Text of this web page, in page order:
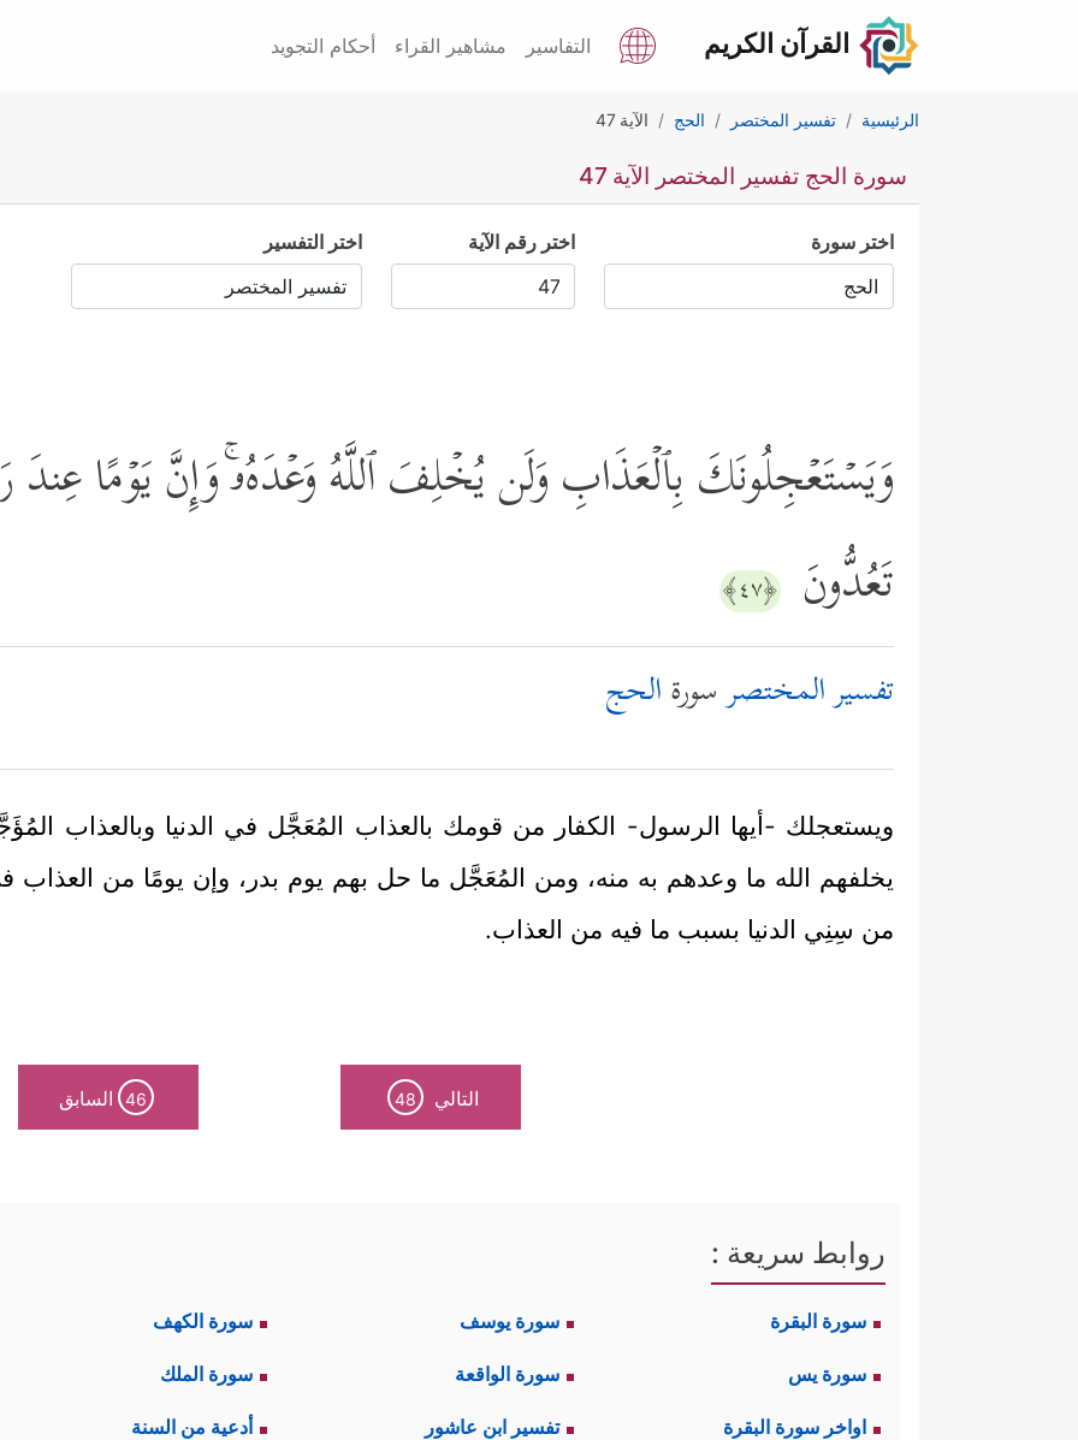
القرآن الكريم التفاسير مشاهير القراء أحكام التجويد
الرئيسية تفسير المختصر الحج الآية 47
سورة الحج تفسير المختصر الآية 47
اختر سورة اختر رقم الآية اختر التفسير
وَیَسۡتَعۡجِلُونَكَ بِٱلۡعَذَابِ وَلَن یُخۡلِفَ ٱللَّهُ وَعۡدَهُۥۚ وَإِنَّ یَوۡمًا
تَعُدُّونَ ﴿٤٧﴾
تفسير المختصرسورةالحج
ويستعجلك -أيها الرسول- الكفار من قومك بالعذاب المُعَجَّل في الدنيا وبالعذاب
يخلفهم الله ما وعدهم به منه، ومن المُعَجَّل ما حل بهم يوم بدر، وإن يومًا من
من سِنِي الدنيا بسبب ما فيه من العذاب.
التالي 48
46 السابق
روابط سريعة :
سورة البقرة سورة يوسف سورة الكهف
سورة يس سورة الواقعة سورة الملك
اواخر سورة البقرة تفسير ابن عاشور أدعية من السنة